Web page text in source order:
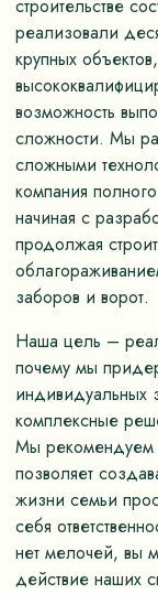
строительстве
реализовали
крупных
возможность
сложности. Мы
сложными
компания
начиная с
продолжая
заборов и ворот.
Наша цель –
почему мы
индивидуальных
комплексные
Мы рекомендуем
позволяет
жизни семьи
себя
нет мелочей, вы
действие наших